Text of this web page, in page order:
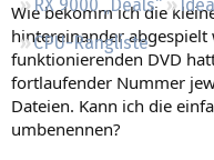
RX 9000 „Deals“
CPU-Rangliste
Wie bekomm ich die
hintereinander abgespielt
funktionierenden DVD
fortlaufender Nummer
Dateien. Kann ich die
umbenennen?